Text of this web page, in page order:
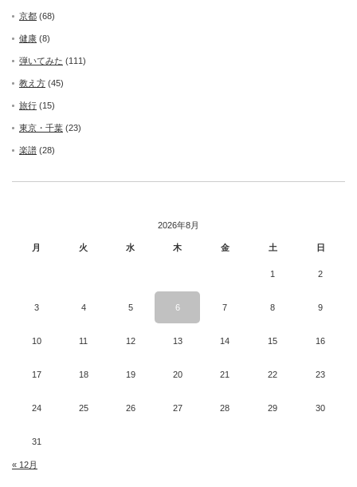
京都 (68)
健康 (8)
弾いてみた (111)
教え方 (45)
旅行 (15)
東京・千葉 (23)
楽譜 (28)
2026年8月
月 火 水 木 金 土 日
1 2
3 4 5 6 7 8 9
10 11 12 13 14 15 16
17 18 19 20 21 22 23
24 25 26 27 28 29 30
31
« 12月